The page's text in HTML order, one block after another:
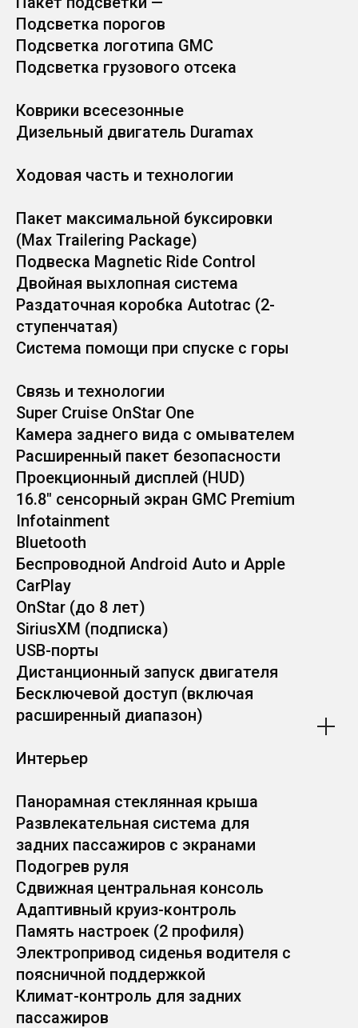
Подсветка порогов
Подсветка логотипа GMC
Подсветка грузового отсека
Коврики всесезонные
Дизельный двигатель Duramax
Ходовая часть и технологии
Пакет максимальной буксировки
(Max Trailering Package)
Подвеска Magnetic Ride Control
Двойная выхлопная система
Раздаточная коробка Autotrac (2-
ступенчатая)
Система помощи при спуске с горы
Связь и технологии
Super Cruise OnStar One
Камера заднего вида с омывателем
Расширенный пакет безопасности
Проекционный дисплей (HUD)
16.8" сенсорный экран GMC Premium
Infotainment
Bluetooth
Беспроводной Android Auto и Apple
CarPlay
OnStar (до 8 лет)
SiriusXM (подписка)
USB-порты
Дистанционный запуск двигателя
Бесключевой доступ (включая
расширенный диапазон)
Интерьер
Панорамная стеклянная крыша
Развлекательная система для
задних пассажиров с экранами
Подогрев руля
Сдвижная центральная консоль
Адаптивный круиз-контроль
Память настроек (2 профиля)
Электропривод сиденья водителя с
поясничной поддержкой
Климат-контроль для задних
пассажиров